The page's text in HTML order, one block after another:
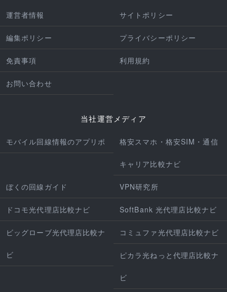
運営者情報 サイトポリシー
編集ポリシー プライバシーポリシー
免責事項 利用規約
お問い合わせ
当社運営メディア
モバイル回線情報のアプリポ 格安スマホ・格安SIM・通信
キャリア比較ナビ
ぼくの回線ガイド VPN研究所
ドコモ光代理店比較ナビ SoftBank 光代理店比較ナビ
ビッグローブ光代理店比較ナ
ビ
コミュファ光代理店比較ナビ
ピカラ光ねっと代理店比較ナ
ビ